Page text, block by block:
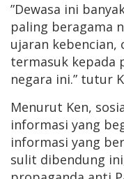
”Dewasa ini
paling beragama
ujaran kebencian,
termasuk kepada
negara ini.” tutur
Menurut Ken,
informasi yang
informasi yang
sulit dibendung